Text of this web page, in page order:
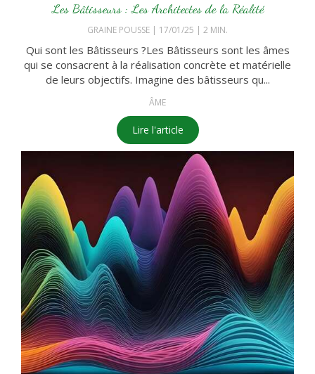
Les Bâtisseurs : Les Architectes de la Réalité
GRAINE POUSSE 17/01/25 2 MIN.
Qui sont les Bâtisseurs ?Les Bâtisseurs sont les âmes
qui se consacrent à la réalisation concrète et matérielle
de leurs objectifs. Imagine des bâtisseurs qu...
ÂME
Lire l'article